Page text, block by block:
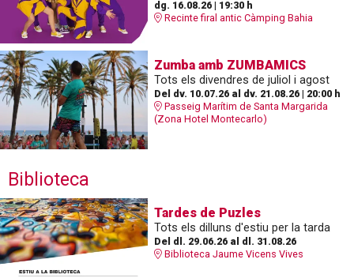
dg. 16.08.26| 19:30 h
Recinte firal antic Càmping Bahia
Zumba amb ZUMBAMICS
Tots els divendres de juliol i agost
Del dv. 10.07.26al dv. 21.08.26| 20:00 h
Passeig Marítim de Santa Margarida
(Zona Hotel Montecarlo)
Biblioteca
Tardes de Puzles
Tots els dilluns d'estiu per la tarda
Del dl. 29.06.26al dl. 31.08.26
Biblioteca Jaume Vicens Vives